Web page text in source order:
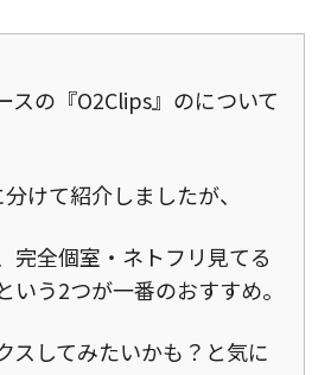
スの『O2Clips』のについて
けて紹介しましたが、
完全個室・ネトフリ見てる
いう2つが一番のおすすめ。
スしてみたいかも？と気に